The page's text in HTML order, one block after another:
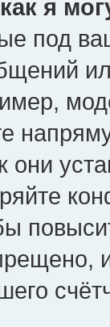
я
под
они